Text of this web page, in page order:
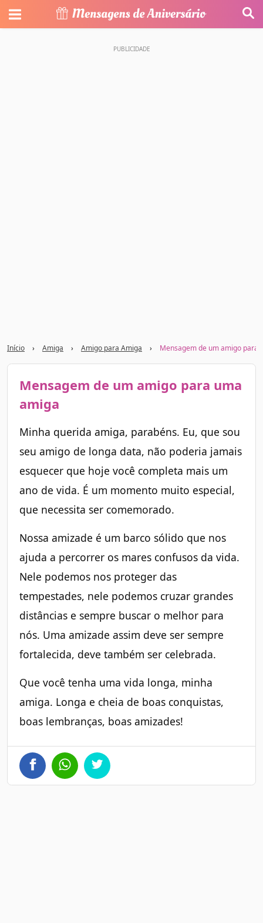
Início › Amiga › Amigo para Amiga › Mensagem de um amigo para
Mensagem de um amigo para uma
amiga
Minha querida amiga, parabéns. Eu, que sou
seu amigo de longa data, não poderia jamais
esquecer que hoje você completa mais um
ano de vida. É um momento muito especial,
que necessita ser comemorado.
Nossa amizade é um barco sólido que nos
ajuda a percorrer os mares confusos da vida.
Nele podemos nos proteger das
tempestades, nele podemos cruzar grandes
distâncias e sempre buscar o melhor para
nós. Uma amizade assim deve ser sempre
fortalecida, deve também ser celebrada.
Que você tenha uma vida longa, minha
amiga. Longa e cheia de boas conquistas,
boas lembranças, boas amizades!